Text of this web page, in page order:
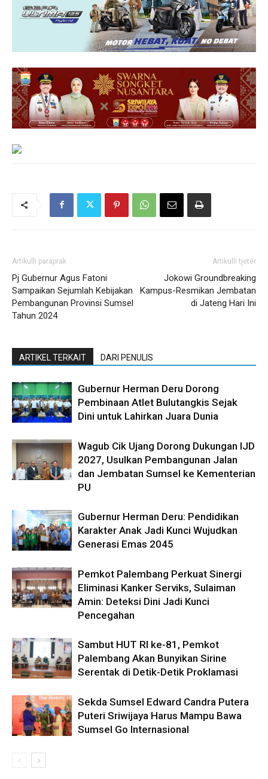
Artikulli paraprak
Pj Gubernur Agus Fatoni
Sampaikan Sejumlah Kebijakan
Pembangunan Provinsi Sumsel
Tahun 2024
Artikulli tjetër
Jokowi Groundbreaking
Kampus-Resmikan Jembatan
di Jateng Hari Ini
ARTIKEL TERKAIT DARI PENULIS
Gubernur Herman Deru Dorong
Pembinaan Atlet Bulutangkis Sejak
Dini untuk Lahirkan Juara Dunia
Wagub Cik Ujang Dorong Dukungan IJD
2027, Usulkan Pembangunan Jalan
dan Jembatan Sumsel ke Kementerian
PU
Gubernur Herman Deru: Pendidikan
Karakter Anak Jadi Kunci Wujudkan
Generasi Emas 2045
Pemkot Palembang Perkuat Sinergi
Eliminasi Kanker Serviks, Sulaiman
Amin: Deteksi Dini Jadi Kunci
Pencegahan
Sambut HUT RI ke-81, Pemkot
Palembang Akan Bunyikan Sirine
Serentak di Detik-Detik Proklamasi
Sekda Sumsel Edward Candra Putera
Puteri Sriwijaya Harus Mampu Bawa
Sumsel Go Internasional